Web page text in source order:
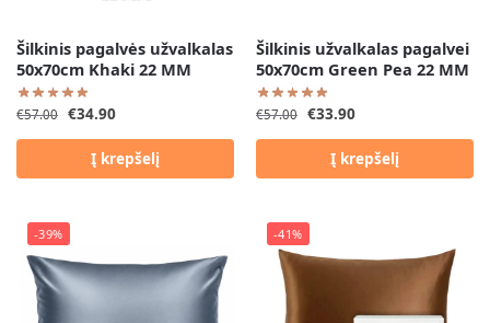
Šilkinis pagalvės užvalkalas
50x70cm Khaki 22 MM
€57.00 €34.90
Į krepšelį
Šilkinis užvalkalas pagalvei
50x70cm Green Pea 22 MM
€57.00 €33.90
Į krepšelį
-39% -41%